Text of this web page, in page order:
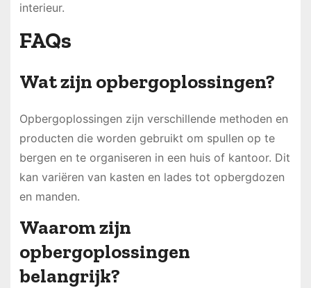
interieur.
FAQs
Wat zijn opbergoplossingen?
Opbergoplossingen zijn verschillende methoden en
producten die worden gebruikt om spullen op te
bergen en te organiseren in een huis of kantoor. Dit
kan variëren van kasten en lades tot opbergdozen
en manden.
Waarom zijn
opbergoplossingen
belangrijk?